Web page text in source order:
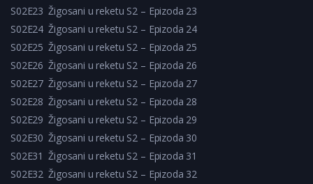
S02E23 Žigosani u reketu S2 – Epizoda 23
S02E24 Žigosani u reketu S2 – Epizoda 24
S02E25 Žigosani u reketu S2 – Epizoda 25
S02E26 Žigosani u reketu S2 – Epizoda 26
S02E27 Žigosani u reketu S2 – Epizoda 27
S02E28 Žigosani u reketu S2 – Epizoda 28
S02E29 Žigosani u reketu S2 – Epizoda 29
S02E30 Žigosani u reketu S2 – Epizoda 30
S02E31 Žigosani u reketu S2 – Epizoda 31
S02E32 Žigosani u reketu S2 – Epizoda 32